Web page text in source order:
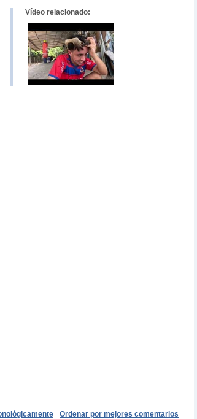
Vídeo relacionado:
Ordenar por mejores comentarios